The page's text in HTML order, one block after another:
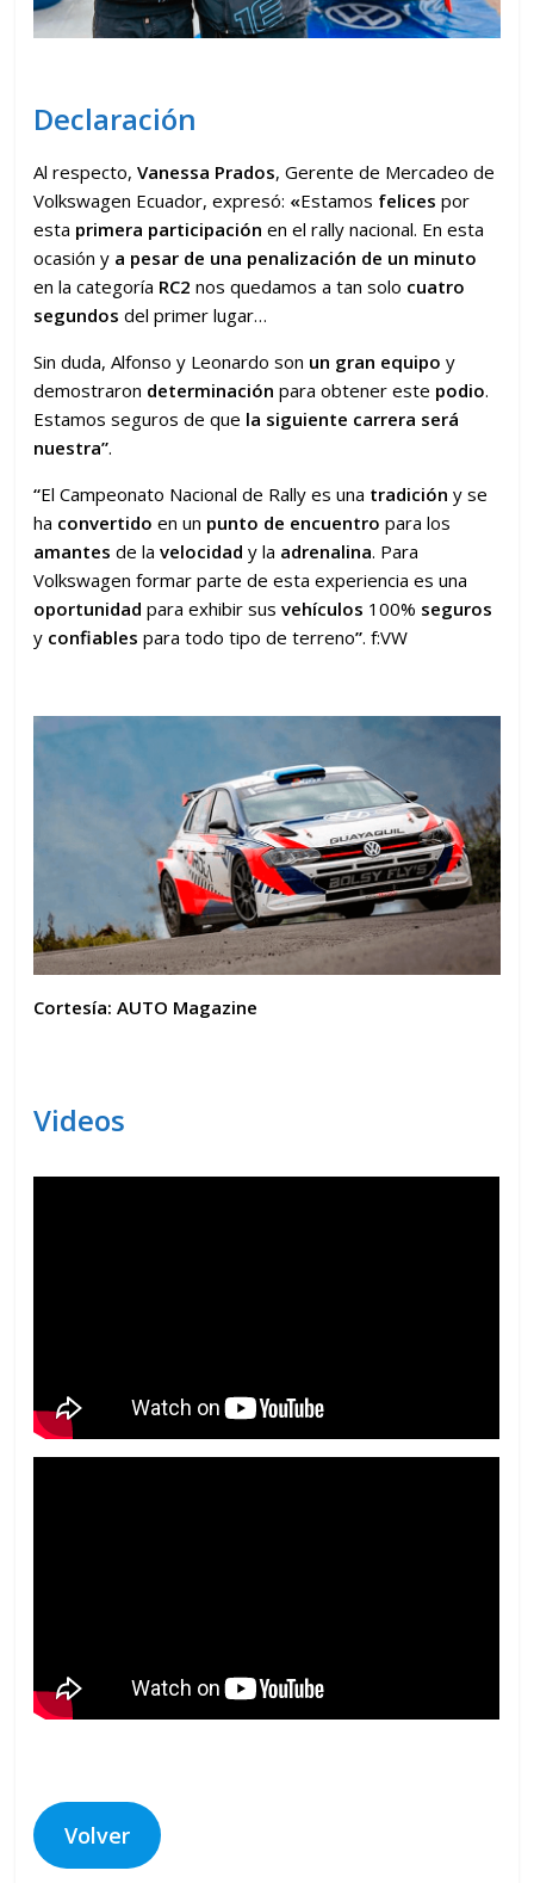
Declaración
Al respecto,Vanessa Prados, Gerente de Mercadeo de
Volkswagen Ecuador, expresó: «Estamos felices por
esta primera participación en el rally nacional. En esta
ocasión y a pesar de una penalización de un minuto
en la categoría RC2 nos quedamos a tan solo cuatro
segundos del primer lugar…
Sin duda, Alfonso y Leonardo son un gran equipo y
demostraron determinación para obtener este podio.
Estamos seguros de que la siguiente carrera será
nuestra”.
“El Campeonato Nacional de Rally es una tradición y se
ha convertido en un punto de encuentro para los
amantes de lavelocidad y la adrenalina. Para
Volkswagen formar parte de esta experiencia es una
oportunidad para exhibir susvehículos 100% seguros
y confiables para todo tipo de terreno”. f:VW
Cortesía: AUTO Magazine
Videos
Volver